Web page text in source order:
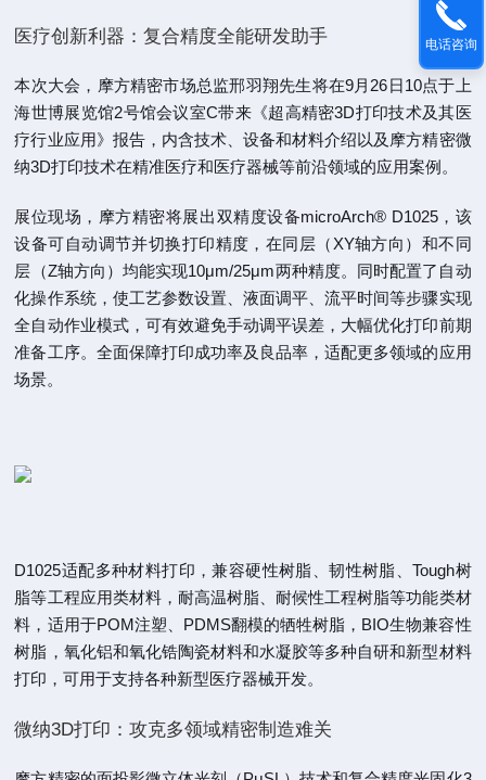
医疗创新利器：复合精度全能研发助手
本次大会，摩方精密市场总监邢羽翔先生将在9月26日10点于上
海世博展览馆2号馆会议室C带来《超高精密3D打印技术及其医
疗行业应用》报告，内含技术、设备和材料介绍以及摩方精密微
纳3D打印技术在精准医疗和医疗器械等前沿领域的应用案例。
展位现场，摩方精密将展出双精度设备microArch® D1025，该
设备可自动调节并切换打印精度，在同层（XY轴方向）和不同
层（Z轴方向）均能实现10μm/25μm两种精度。同时配置了自动
化操作系统，使工艺参数设置、液面调平、流平时间等步骤实现
全自动作业模式，可有效避免手动调平误差，大幅优化打印前期
准备工序。全面保障打印成功率及良品率，适配更多领域的应用
场景。
D1025适配多种材料打印，兼容硬性树脂、韧性树脂、Tough树
脂等工程应用类材料，耐高温树脂、耐候性工程树脂等功能类材
料，适用于POM注塑、PDMS翻模的牺牲树脂，BIO生物兼容性
树脂，氧化铝和氧化锆陶瓷材料和水凝胶等多种自研和新型材料
打印，可用于支持各种新型医疗器械开发。
微纳3D打印：攻克多领域精密制造难关
电话咨询